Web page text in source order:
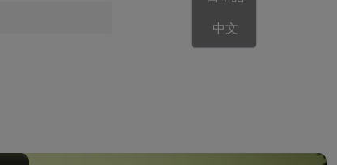
中文